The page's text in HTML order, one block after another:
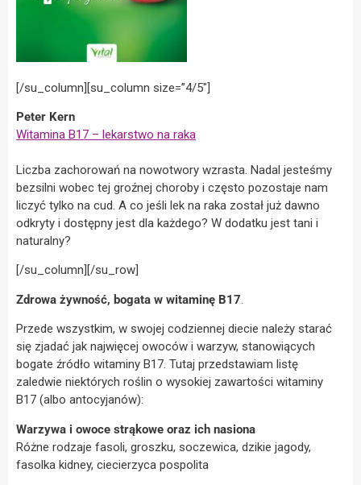
[/su_column][su_column size=”4/5″]
Peter Kern
Witamina B17 – lekarstwo na raka
Liczba zachorowań na nowotwory wzrasta. Nadal jesteśmy
bezsilni wobec tej groźnej choroby i często pozostaje nam
liczyć tylko na cud. A co jeśli lek na raka został już dawno
odkryty i dostępny jest dla każdego? W dodatku jest tani i
naturalny?
[/su_column][/su_row]
Zdrowa żywność, bogata w witaminę B17.
Przede wszystkim, w swojej codziennej diecie należy starać
się zjadać jak najwięcej owoców i warzyw, stanowiących
bogate źródło witaminy B17. Tutaj przedstawiam listę
zaledwie niektórych roślin o wysokiej zawartości witaminy
B17 (albo antocyjanów):
Warzywa i owoce strąkowe oraz ich nasiona
Różne rodzaje fasoli, groszku, soczewica, dzikie jagody,
fasolka kidney, ciecierzyca pospolita